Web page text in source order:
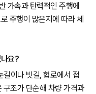
가속과 탄력적인 주행에
주행이 많은지에 따라 체
요?
이나 빗길, 험로에서 접
조가 단순해 차량 가격과